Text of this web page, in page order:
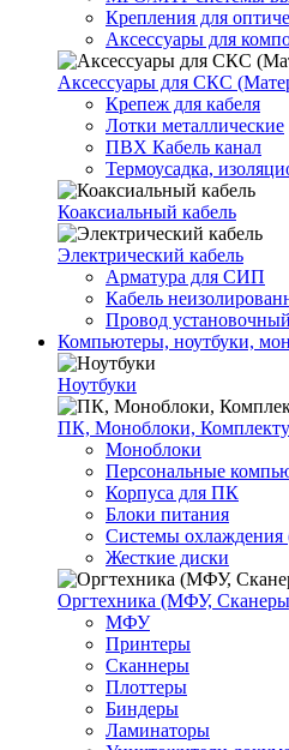
Крепления для
Аксессуары для
Аксессуары для СКС
Крепеж для кабеля
Лотки металлические
ПВХ Кабель канал
Термоусадка,
Коаксиальный кабель
Электрический кабель
Арматура для СИП
Кабель
Провод установочный
Компьютеры, ноутбуки,
Ноутбуки
ПК, Моноблоки,
Моноблоки
Персональные
Корпуса для ПК
Блоки питания
Системы охлаждения
Жесткие диски
Оргтехника (МФУ,
МФУ
Принтеры
Сканнеры
Плоттеры
Биндеры
Ламинаторы